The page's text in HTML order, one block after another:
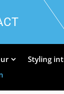
Styling